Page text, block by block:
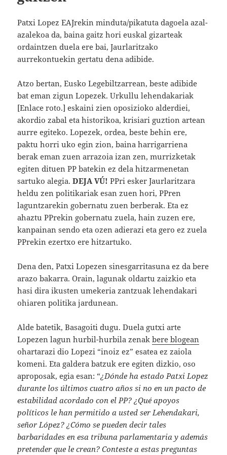
Patxi Lopez EAJrekin minduta/pikatuta dagoela azal-
azalekoa da, baina gaitz hori euskal gizarteak
ordaintzen duela ere bai, Jaurlaritzako
aurrekontuekin gertatu dena adibide.
Atzo bertan, Eusko Legebiltzarrean, beste adibide
bat eman zigun Lopezek. Urkullu lehendakariak
[Enlace roto.] eskaini zien oposizioko alderdiei,
akordio zabal eta historikoa, krisiari guztion artean
aurre egiteko. Lopezek, ordea, beste behin ere,
paktu horri uko egin zion, baina harrigarriena
berak eman zuen arrazoia izan zen, murrizketak
egiten dituen PP batekin ez dela hitzarmenetan
sartuko alegia.DEJA VÚ! PPri esker Jaurlaritzara
heldu zen politikariak esan zuen hori, PPren
laguntzarekin gobernatu zuen berberak. Eta ez
ahaztu PPrekin gobernatu zuela, hain zuzen ere,
kanpainan sendo eta ozen adierazi eta gero ez zuela
PPrekin ezertxo ere hitzartuko.
Dena den, Patxi Lopezen sinesgarritasuna ez da bere
arazo bakarra. Orain, lagunak oldartu zaizkio eta
hasi dira ikusten umekeria zantzuak lehendakari
ohiaren politika jardunean.
Alde batetik, Basagoiti dugu. Duela gutxi arte
Lopezen lagun hurbil-hurbila zenakbere blogean
ohartarazi dio Lopezi “inoiz ez” esatea ez zaiola
komeni. Eta galdera batzuk ere egiten dizkio, oso
aproposak, egia esan: “¿Dónde ha estado Patxi Lopez
durante los últimos cuatro años si no en un pacto de
estabilidad acordado con el PP? ¿Qué apoyos
políticos le han permitido a usted ser Lehendakari,
señor López? ¿Cómo se pueden decir tales
barbaridades en esa tribuna parlamentaria y además
pretender que le crean? Conteste a estas preguntas